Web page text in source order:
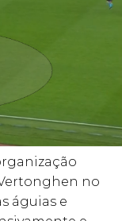
no
águias e